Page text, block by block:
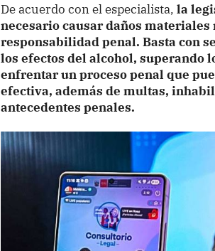
De acuerdo con el especialista,la
necesario causar daños
responsabilidad penal. Basta con
los efectos del alcohol, superando
enfrentar un proceso penal que
efectiva, además de multas,
antecedentes penales.